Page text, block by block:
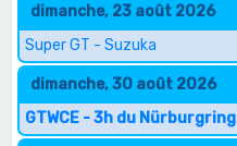
dimanche, 23 août 2026
Super GT - Suzuka
dimanche, 30 août 2026
GTWCE - 3h du Nürburgring